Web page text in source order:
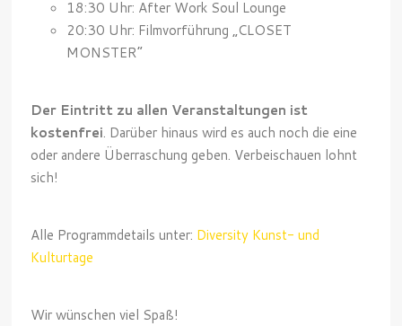
18:30 Uhr: After Work Soul Lounge
20:30 Uhr: Filmvorführung „CLOSET
MONSTER“
Der Eintritt zu allen Veranstaltungen ist
kostenfrei. Darüber hinaus wird es auch noch die eine
oder andere Überraschung geben. Verbeischauen lohnt
sich!
Alle Programmdetails unter: Diversity Kunst- und
Kulturtage
Wir wünschen viel Spaß!